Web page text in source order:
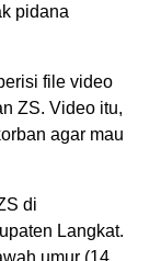
pidana
file video
ZS. Video itu,
agar mau
di
Langkat.
umur (14